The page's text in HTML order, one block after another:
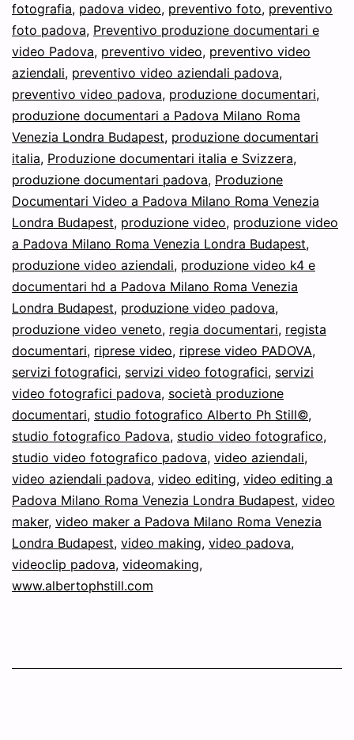
fotografia, padova video, preventivo foto, preventivo
foto padova, Preventivo produzione documentari e
video Padova, preventivo video, preventivo video
aziendali, preventivo video aziendali padova,
preventivo video padova, produzione documentari,
produzione documentari a Padova Milano Roma
Venezia Londra Budapest, produzione documentari
italia, Produzione documentari italia e Svizzera,
produzione documentari padova, Produzione
Documentari Video a Padova Milano Roma Venezia
Londra Budapest, produzione video, produzione video
a Padova Milano Roma Venezia Londra Budapest,
produzione video aziendali, produzione video k4 e
documentari hd a Padova Milano Roma Venezia
Londra Budapest, produzione video padova,
produzione video veneto, regia documentari, regista
documentari, riprese video, riprese video PADOVA,
servizi fotografici, servizi video fotografici, servizi
video fotografici padova, società produzione
documentari, studio fotografico Alberto Ph Still©,
studio fotografico Padova, studio video fotografico,
studio video fotografico padova, video aziendali,
video aziendali padova, video editing, video editing a
Padova Milano Roma Venezia Londra Budapest, video
maker, video maker a Padova Milano Roma Venezia
Londra Budapest, video making, video padova,
videoclip padova, videomaking,
www.albertophstill.com